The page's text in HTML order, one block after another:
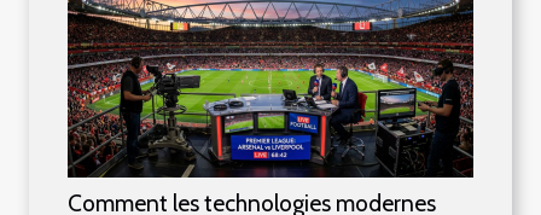
Comment les technologies modernes